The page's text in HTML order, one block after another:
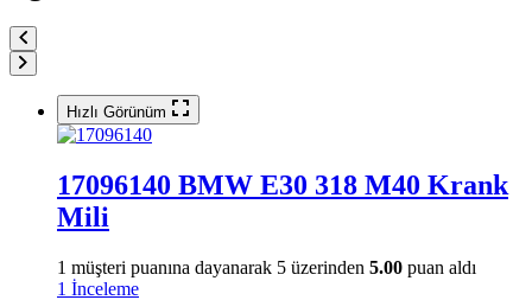
Hızlı Görünüm
17096140 BMW E30 318 M40 Krank
Mili
1 müşteri puanına dayanarak 5 üzerinden 5.00 puan aldı
1 İnceleme